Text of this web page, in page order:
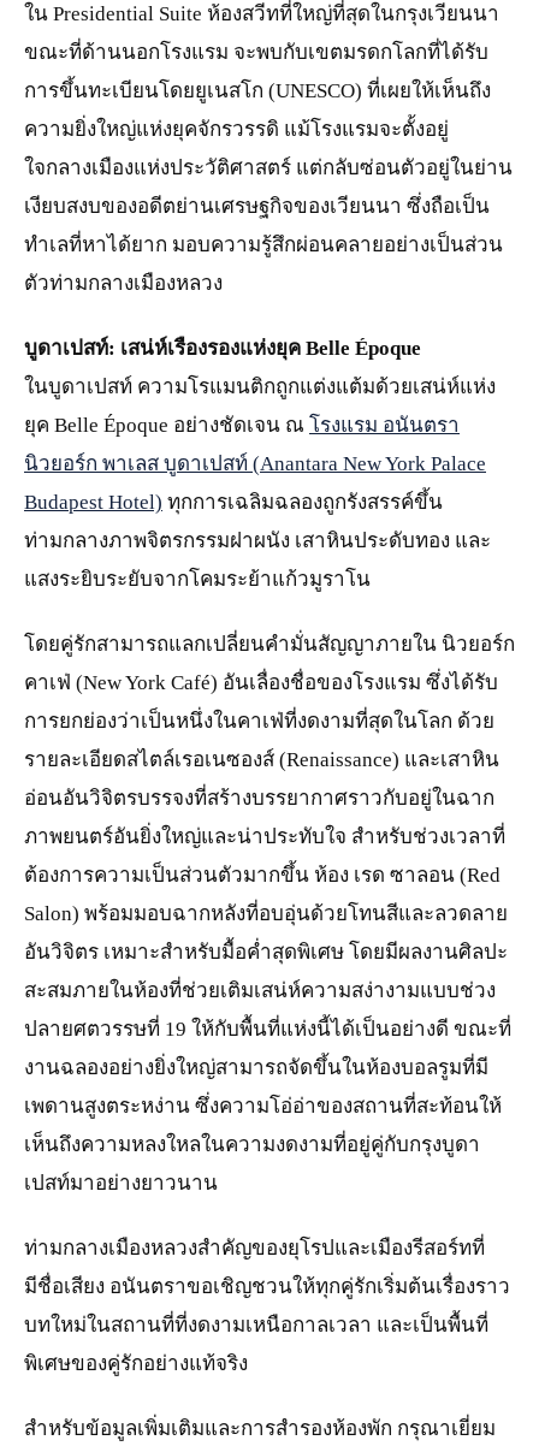
ใน Presidential Suite ห้องสวีทที่ใหญ่ที่สุดในกรุงเวียนนา
ขณะที่ด้านนอกโรงแรม จะพบกับเขตมรดกโลกที่ได้รับ
การขึ้นทะเบียนโดยยูเนสโก (UNESCO) ที่เผยให้เห็นถึง
ความยิ่งใหญ่แห่งยุคจักรวรรดิ แม้โรงแรมจะตั้งอยู่
ใจกลางเมืองแห่งประวัติศาสตร์ แต่กลับซ่อนตัวอยู่ในย่าน
เงียบสงบของอดีตย่านเศรษฐกิจของเวียนนา ซึ่งถือเป็น
ทำเลที่หาได้ยาก มอบความรู้สึกผ่อนคลายอย่างเป็นส่วน
ตัวท่ามกลางเมืองหลวง
บูดาเปสท์: เสน่ห์เรืองรองแห่งยุค Belle Époque
ในบูดาเปสท์ ความโรแมนติกถูกแต่งแต้มด้วยเสน่ห์แห่ง
ยุค Belle Époque อย่างชัดเจน ณ โรงแรม อนันตรา
นิวยอร์ก พาเลส บูดาเปสท์ (Anantara New York Palace
Budapest Hotel) ทุกการเฉลิมฉลองถูกรังสรรค์ขึ้น
ท่ามกลางภาพจิตรกรรมฝาผนัง เสาหินประดับทอง และ
แสงระยิบระยับจากโคมระย้าแก้วมูราโน
โดยคู่รักสามารถแลกเปลี่ยนคำมั่นสัญญาภายใน นิวยอร์ก
คาเฟ่ (New York Café) อันเลื่องชื่อของโรงแรม ซึ่งได้รับ
การยกย่องว่าเป็นหนึ่งในคาเฟ่ที่งดงามที่สุดในโลก ด้วย
รายละเอียดสไตล์เรอเนซองส์ (Renaissance) และเสาหิน
อ่อนอันวิจิตรบรรจงที่สร้างบรรยากาศราวกับอยู่ในฉาก
ภาพยนตร์อันยิ่งใหญ่และน่าประทับใจ สำหรับช่วงเวลาที่
ต้องการความเป็นส่วนตัวมากขึ้น ห้อง เรด ซาลอน (Red
Salon) พร้อมมอบฉากหลังที่อบอุ่นด้วยโทนสีและลวดลาย
อันวิจิตร เหมาะสำหรับมื้อค่ำสุดพิเศษ โดยมีผลงานศิลปะ
สะสมภายในห้องที่ช่วยเติมเสน่ห์ความสง่างามแบบช่วง
ปลายศตวรรษที่ 19 ให้กับพื้นที่แห่งนี้ได้เป็นอย่างดี ขณะที่
งานฉลองอย่างยิ่งใหญ่สามารถจัดขึ้นในห้องบอลรูมที่มี
เพดานสูงตระหง่าน ซึ่งความโอ่อ่าของสถานที่สะท้อนให้
เห็นถึงความหลงใหลในความงดงามที่อยู่คู่กับกรุงบูดา
เปสท์มาอย่างยาวนาน
ท่ามกลางเมืองหลวงสำคัญของยุโรปและเมืองรีสอร์ทที่
มีชื่อเสียง อนันตราขอเชิญชวนให้ทุกคู่รักเริ่มต้นเรื่องราว
บทใหม่ในสถานที่ที่งดงามเหนือกาลเวลา และเป็นพื้นที่
พิเศษของคู่รักอย่างแท้จริง
สำหรับข้อมูลเพิ่มเติมและการสำรองห้องพัก กรุณาเยี่ยม